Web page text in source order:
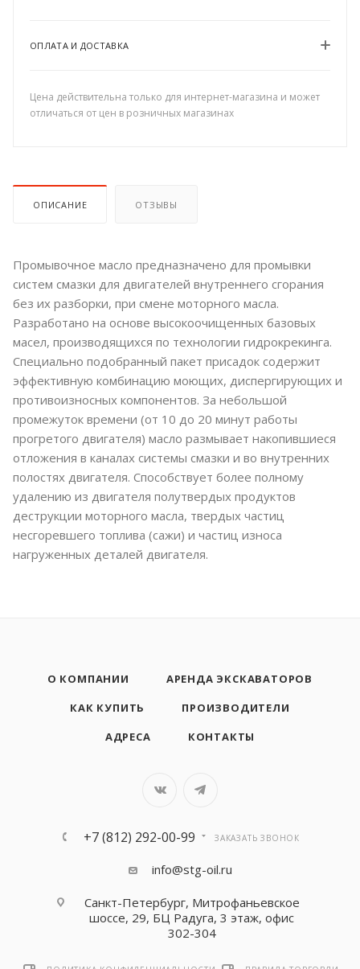
ОПЛАТА И ДОСТАВКА
Цена действительна только для интернет-магазина и может
отличаться от цен в розничных магазинах
ОПИСАНИЕ ОТЗЫВЫ
Промывочное масло предназначено для промывки
систем смазки для двигателей внутреннего сгорания
без их разборки, при смене моторного масла.
Разработано на основе высокоочищенных базовых
масел, производящихся по технологии гидрокрекинга.
Специально подобранный пакет присадок содержит
эффективную комбинацию моющих, диспергирующих и
противоизносных компонентов. За небольшой
промежуток времени (от 10 до 20 минут работы
прогретого двигателя) масло размывает накопившиеся
отложения в каналах системы смазки и во внутренних
полостях двигателя. Способствует более полному
удалению из двигателя полутвердых продуктов
деструкции моторного масла, твердых частиц
несгоревшего топлива (сажи) и частиц износа
нагруженных деталей двигателя.
О КОМПАНИИ
АРЕНДА ЭКСКАВАТОРОВ
КАК КУПИТЬ
ПРОИЗВОДИТЕЛИ
АДРЕСА
КОНТАКТЫ
+7 (812) 292-00-99 ЗАКАЗАТЬ ЗВОНОК
info@stg-oil.ru
Санкт-Петербург, Митрофаньевское
шоссе, 29, БЦ Радуга, 3 этаж, офис
302-304